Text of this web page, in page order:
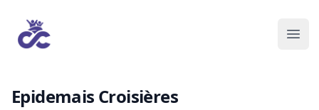
Epidemais Croisières